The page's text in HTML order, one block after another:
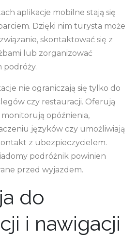
aplikacje mobilne stają się
Dzięki nim turysta może
skontaktować się z
lub zorganizować
podróży.
nie ograniczają się tylko do
czy restauracji. Oferują
opóźnienia,
języków czy umożliwiają
z ubezpieczycielem.
podróżnik powinien
przed wyjazdem.
do
i nawigacji